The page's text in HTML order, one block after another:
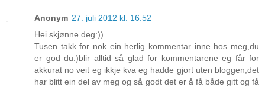
Anonym 27. juli 2012 kl. 16:52
Hei skjønne deg:))
Tusen takk for nok ein herlig kommentar inne hos meg,du
er god du:)blir alltid så glad for kommentarene eg får for
akkurat no veit eg ikkje kva eg hadde gjort uten bloggen,det
har blitt ein del av meg og så godt det er å få både gitt og få